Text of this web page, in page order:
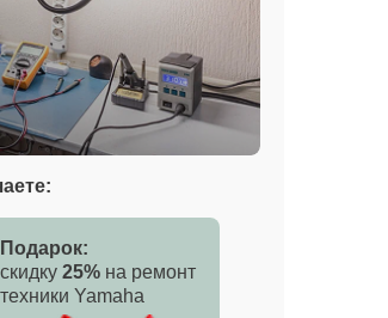
Подарок:
скидку 25% на ремонт
техники Yamaha